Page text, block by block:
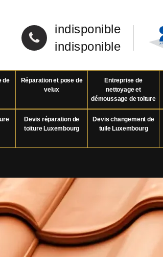
indisponible
indisponible
de
Réparation et pose de
velux
Entreprise de
nettoyage et
démoussage de toiture
Devis réparation de
toiture Luxembourg
Devis changement de
tuile Luxembourg